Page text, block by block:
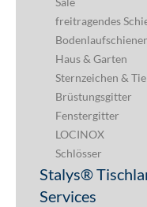
freitragendes
Haus & Garten
Sternzeichen &
Brüstungsgitter
Fenstergitter
LOCINOX
Schlösser
Stalys®
Services